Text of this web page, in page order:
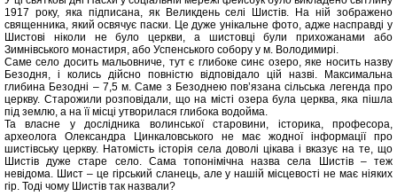
1917 року, яка підписана, як Великдень селі Шистів. На ній зображено
священника, який освячує паски. Це дуже унікальне фото, адже насправді у
Шистові ніколи не було церкви, а шистовці були прихожанами або
Зимнівського монастиря, або Успенського собору у м. Володимирі.
Саме село досить мальовниче, тут є глибоке синє озеро, яке носить назву
Безодня, і колись дійсно повністю відповідало цій назві. Максимальна
глибина Безодні – 7,5 м. Саме з Безоднею пов’язана сільська легенда про
церкву. Старожили розповідали, що на місті озера була церква, яка пішла
під землю, а на її місці утворилася глибока водойма.
Та власне у дослідника волинської старовини, історика, професора,
археолога Олександра Цинкаловського не має жодної інформації про
шистівську церкву. Натомість історія села доволі цікава і вказує на те, що
Шистів дуже старе село. Сама топонімічна назва села Шистів – теж
невідома. Шист – це гірський сланець, але у нашій місцевості не має ніяких
гір. Тоді чому Шистів так назвали?